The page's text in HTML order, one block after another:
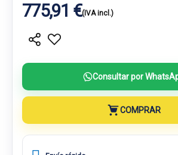
775,91 €(IVA incl.)
Consultar por
COMPRAR